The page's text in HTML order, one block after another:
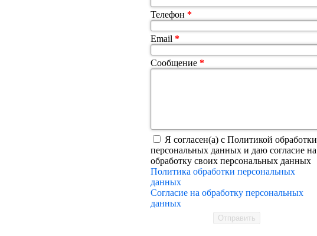
Телефон *
Email *
Сообщение *
Я согласен(а) с Политикой обработки
персональных данных и даю согласие на
обработку своих персональных данных
Политика обработки персональных
данных
Согласие на обработку персональных
данных
Отправить